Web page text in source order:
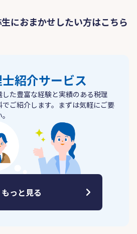
におまかせしたい方はこちら
紹介サービス
た豊富な経験と実績のある税理
ご紹介します。まずは気軽にご要
もっと見る